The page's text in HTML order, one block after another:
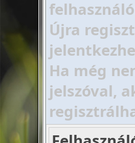
Újra
Ha még
jelszóval,